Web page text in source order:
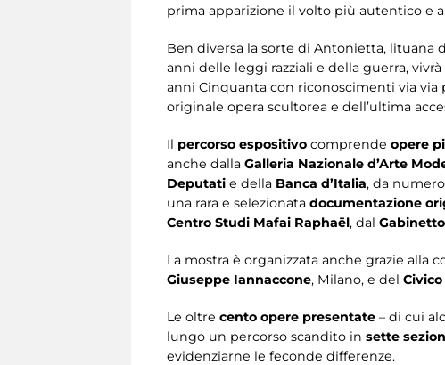
prima apparizione il volto più autentico e
Ben diversa la sorte di Antonietta, lituana
anni delle leggi razziali e della guerra,
anni Cinquanta con riconoscimenti via
originale opera scultorea e dell’ultima
Il percorso espositivo comprende opere
anche dalla Galleria Nazionale d’Arte
Deputati e della Banca d’Italia, da
una rara e selezionata documentazione
Centro Studi Mafai Raphaël, dal
La mostra è organizzata anche grazie alla
Giuseppe Iannaccone, Milano, e del
Le oltre cento opere presentate – di cui
lungo un percorso scandito in sette
evidenziarne le feconde differenze.